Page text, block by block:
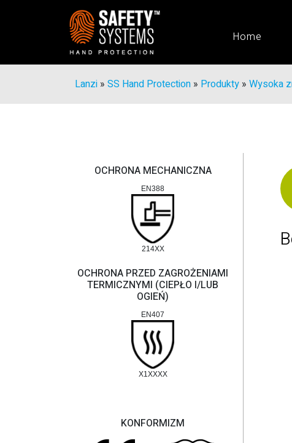
Home
Lanzi » SS Hand Protection » Produkty » Wysoka
OCHRONA MECHANICZNA
EN388
214XX
OCHRONA PRZED ZAGROŻENIAMI
TERMICZNYMI (CIEPŁO I/LUB
OGIEŃ)
EN407
X1XXXX
KONFORMIZM